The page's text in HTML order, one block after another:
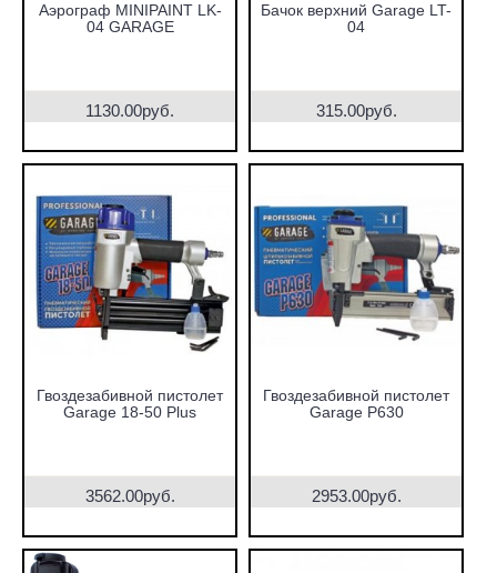
Аэрограф MINIPAINT LK-
04 GARAGE
1130.00руб.
Бачок верхний Garage LT-
04
315.00руб.
Гвоздезабивной пистолет
Garage 18-50 Plus
3562.00руб.
Гвоздезабивной пистолет
Garage P630
2953.00руб.